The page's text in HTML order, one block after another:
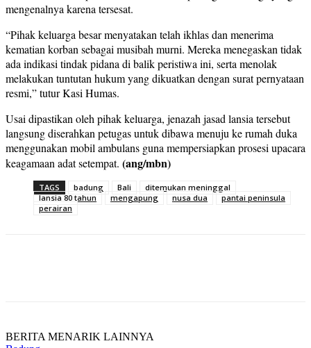
mengenalnya karena tersesat.
“Pihak keluarga besar menyatakan telah ikhlas dan menerima
kematian korban sebagai musibah murni. Mereka menegaskan tidak
ada indikasi tindak pidana di balik peristiwa ini, serta menolak
melakukan tuntutan hukum yang dikuatkan dengan surat pernyataan
resmi,” tutur Kasi Humas.
Usai dipastikan oleh pihak keluarga, jenazah jasad lansia tersebut
langsung diserahkan petugas untuk dibawa menuju ke rumah duka
menggunakan mobil ambulans guna mempersiapkan prosesi upacara
keagamaan adat setempat. (ang/mbn)
TAGS badung Bali
ditemukan meninggal
lansia 80 tahun
mengapung nusa dua
pantai peninsula
perairan
BERITA MENARIK LAINNYA